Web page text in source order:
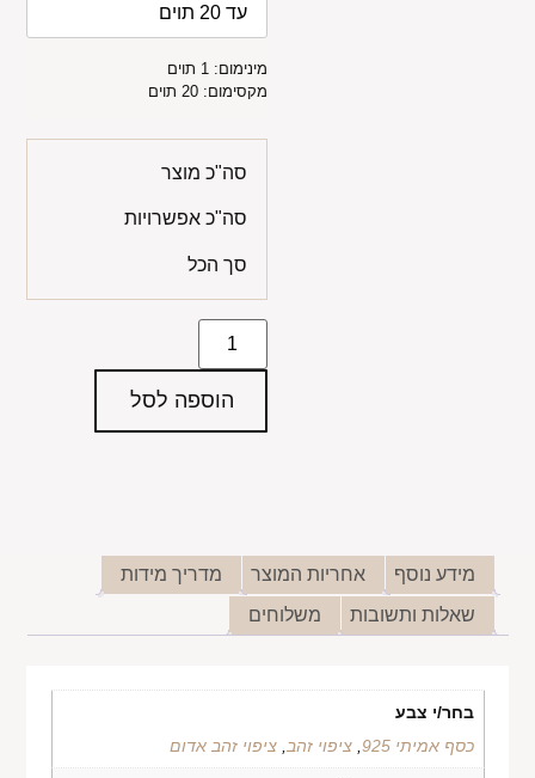
מינימום: 1 תוים
מקסימום: 20 תוים
סה"כ מוצר
סה"כ אפשרויות
סך הכל
הוספה לסל
מידע נוסף אחריות המוצר
מדריך מידות
שאלות ותשובות
משלוחים
בחר/י צבע
כסף אמיתי 925
, ציפוי זהב ציפוי זהב אדום